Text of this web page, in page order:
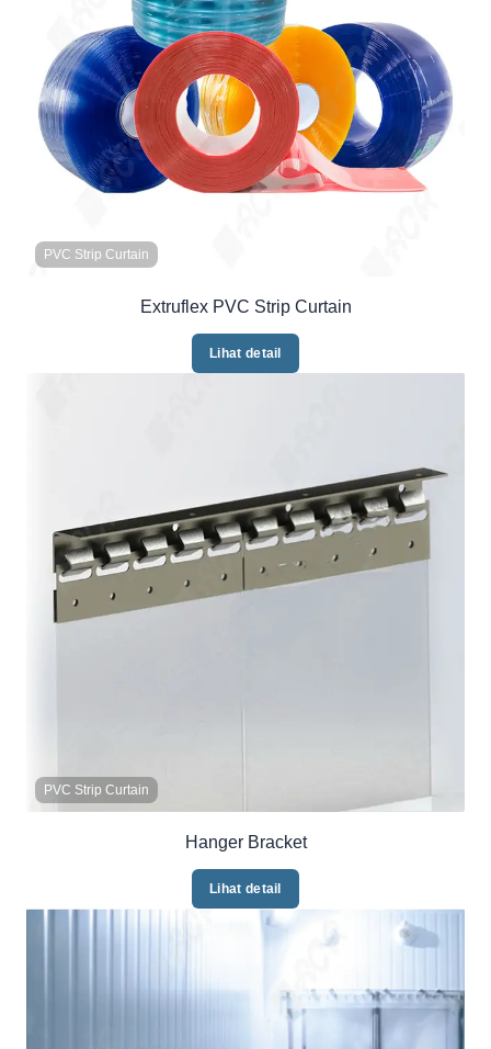
PVC Strip Curtain
Extruflex PVC Strip Curtain
Lihat detail
PVC Strip Curtain
Hanger Bracket
Lihat detail